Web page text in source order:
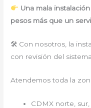
Una mala
pesos más que un
🛠 Con nosotros, la
con revisión del
Atendemos toda la
CDMX norte,